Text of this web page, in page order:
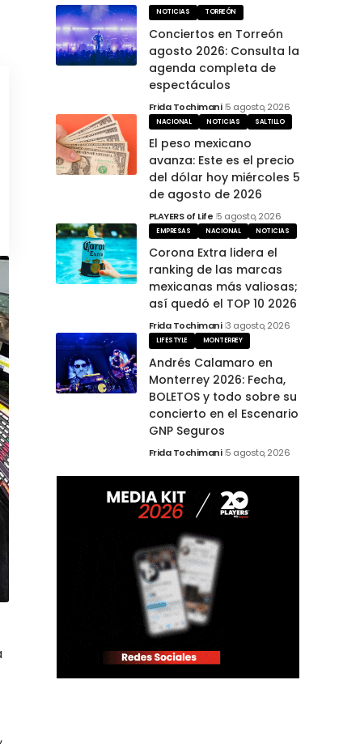
NOTICIAS TORREÓN
Conciertos en Torreón
agosto 2026: Consulta la
agenda completa de
espectáculos
Frida Tochimani 5 agosto, 2026
NACIONAL NOTICIAS SALTILLO
El peso mexicano
avanza: Este es el precio
del dólar hoy miércoles 5
de agosto de 2026
PLAYERS of Life 5 agosto, 2026
EMPRESAS NACIONAL NOTICIAS
Corona Extra lidera el
ranking de las marcas
mexicanas más valiosas;
así quedó el TOP 10 2026
Frida Tochimani 3 agosto, 2026
LIFESTYLE MONTERREY
Andrés Calamaro en
Monterrey 2026: Fecha,
BOLETOS y todo sobre su
concierto en el Escenario
GNP Seguros
Frida Tochimani 5 agosto, 2026